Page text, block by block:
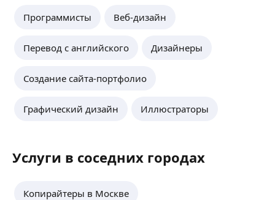
Программисты Веб-дизайн
Перевод с английского Дизайнеры
Создание сайта-портфолио
Графический дизайн Иллюстраторы
Услуги в соседних городах
Копирайтеры в Москве